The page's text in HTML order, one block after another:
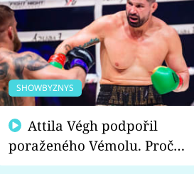
SHOWBYZNYS
poraženého Vémolu. Proč
chce raději zápasit s ním než